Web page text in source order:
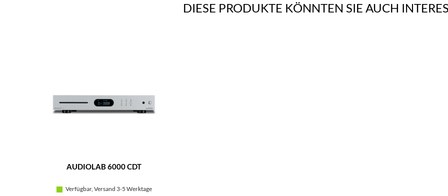
DIESE PRODUKTE KÖNNTEN SIE AUCH
AUDIOLAB 6000 CDT
Verfügbar, Versand 3-5 Werktage